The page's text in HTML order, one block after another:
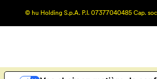
© hu Holding S.p.A. P.I. 07377040485 Cap.